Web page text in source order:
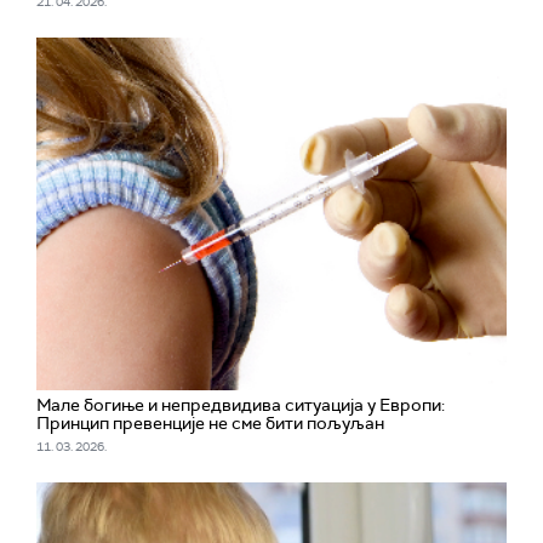
Мале богиње и непредвидива ситуација у Европи:
Принцип превенције не сме бити пољуљан
11. 03. 2026.